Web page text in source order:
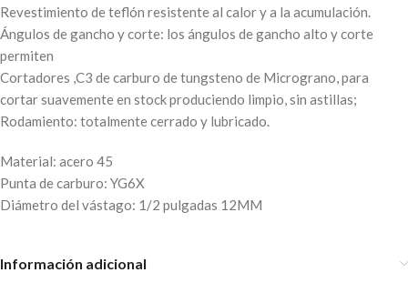
Revestimiento de teflón resistente al calor y a la acumulación.
Ángulos de gancho y corte: los ángulos de gancho alto y corte
permiten
Cortadores ,C3 de carburo de tungsteno de Micrograno, para
cortar suavemente en stock produciendo limpio, sin astillas;
Rodamiento: totalmente cerrado y lubricado.
Material: acero 45
Punta de carburo: YG6X
Diámetro del vástago: 1/2 pulgadas 12MM
Información adicional